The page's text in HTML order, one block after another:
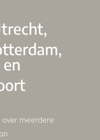
,
,
en
over meerdere